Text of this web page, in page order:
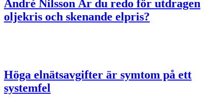
André Nilsson Är du redo för utdragen
oljekris och skenande elpris?
Höga elnätsavgifter är symtom på ett
systemfel